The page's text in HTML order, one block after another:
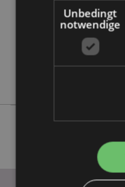
Keine
Keine
Unbedingt
notwendige